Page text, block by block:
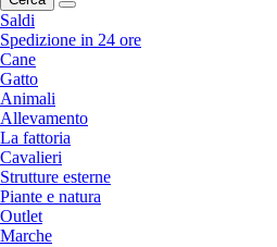
Saldi
Spedizione in 24 ore
Cane
Gatto
Animali
Allevamento
La fattoria
Cavalieri
Strutture esterne
Piante e natura
Outlet
Marche